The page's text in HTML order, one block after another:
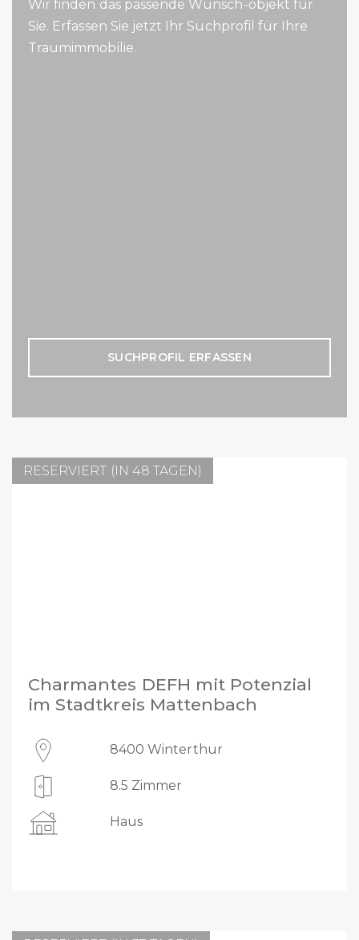
Wir finden das passende Wunsch-objekt für
Sie. Erfassen Sie jetzt Ihr Suchprofil für Ihre
Traumimmobilie.
SUCHPROFIL ERFASSEN
RESERVIERT (IN 48 TAGEN)
Charmantes DEFH mit Potenzial
im Stadtkreis Mattenbach
8400 Winterthur
8.5 Zimmer
Haus